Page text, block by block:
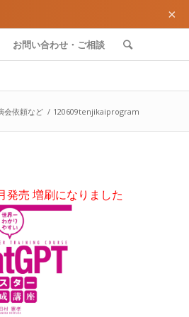
×
お問い合わせ・ご相談
会依頼など / 120609tenjikaiprogram
発売 増刷になりました